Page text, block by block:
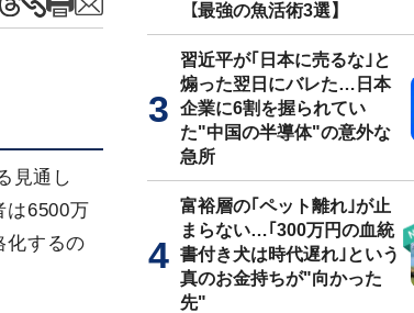
見通し
は6500万
化するの
【最強の魚活術3選】
習近平が｢日本に売るな｣と
煽った翌日にバレた…日本
企業に6割を握られてい
た"中国の半導体"の意外な
急所
富裕層の｢ペット離れ｣が止
まらない…｢300万円の血統
書付き犬は時代遅れ｣という
真のお金持ちが"向かった
先"